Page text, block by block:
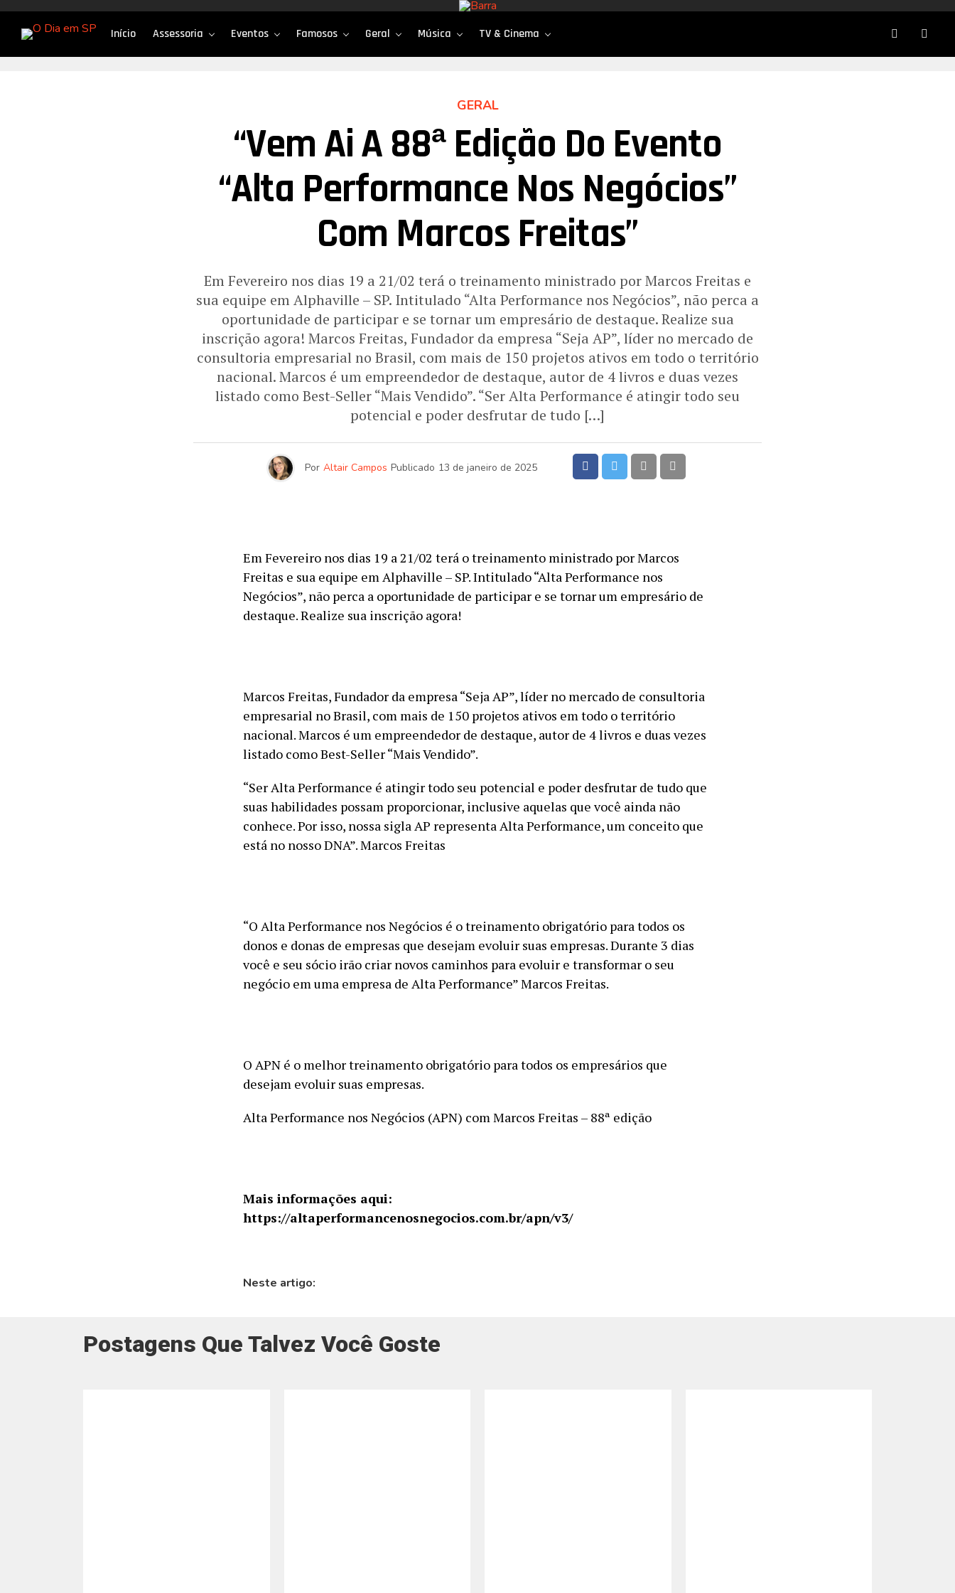
Início Assessoria Eventos Famosos Geral Música TV & Cinema
GERAL
“Vem Ai A 88ª Edição Do Evento
“Alta Performance Nos Negócios”
Com Marcos Freitas”
Em Fevereiro nos dias 19 a 21/02 terá o treinamento ministrado por Marcos Freitas e
sua equipe em Alphaville – SP. Intitulado “Alta Performance nos Negócios”, não perca a
oportunidade de participar e se tornar um empresário de destaque. Realize sua
inscrição agora! Marcos Freitas, Fundador da empresa “Seja AP”, líder no mercado de
consultoria empresarial no Brasil, com mais de 150 projetos ativos em todo o território
nacional. Marcos é um empreendedor de destaque, autor de 4 livros e duas vezes
listado como Best-Seller “Mais Vendido”. “Ser Alta Performance é atingir todo seu
potencial e poder desfrutar de tudo […]
Por Altair Campos Publicado 13 de janeiro de 2025
Em Fevereiro nos dias 19 a 21/02 terá o treinamento ministrado por Marcos
Freitas e sua equipe em Alphaville – SP. Intitulado “Alta Performance nos
Negócios”, não perca a oportunidade de participar e se tornar um empresário de
destaque. Realize sua inscrição agora!
Marcos Freitas, Fundador da empresa “Seja AP”, líder no mercado de consultoria
empresarial no Brasil, com mais de 150 projetos ativos em todo o território
nacional. Marcos é um empreendedor de destaque, autor de 4 livros e duas vezes
listado como Best-Seller “Mais Vendido”.
“Ser Alta Performance é atingir todo seu potencial e poder desfrutar de tudo que
suas habilidades possam proporcionar, inclusive aquelas que você ainda não
conhece. Por isso, nossa sigla AP representa Alta Performance, um conceito que
está no nosso DNA”. Marcos Freitas
“O Alta Performance nos Negócios é o treinamento obrigatório para todos os
donos e donas de empresas que desejam evoluir suas empresas. Durante 3 dias
você e seu sócio irão criar novos caminhos para evoluir e transformar o seu
negócio em uma empresa de Alta Performance” Marcos Freitas.
O APN é o melhor treinamento obrigatório para todos os empresários que
desejam evoluir suas empresas.
Alta Performance nos Negócios (APN) com Marcos Freitas – 88ª edição
Mais informações aqui:
https://altaperformancenosnegocios.com.br/apn/v3/
Neste artigo:
Postagens Que Talvez Você Goste